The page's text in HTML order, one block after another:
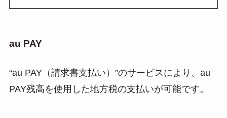
au PAY
“au PAY（請求書支払い）”のサービスにより、au
PAY残高を使用した地方税の支払いが可能です。